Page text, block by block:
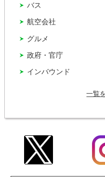
インバウンド
グルメ
バス
政府・官庁
航空会社
一覧